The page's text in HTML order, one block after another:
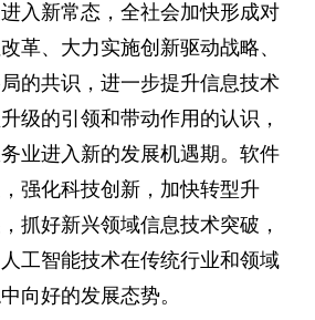
入新常态，全社会加快形成对
革、大力实施创新驱动战略、
的共识，进一步提升信息技术
级的引领和带动作用的认识，
业进入新的发展机遇期。软件
强化科技创新，加快转型升
抓好新兴领域信息技术突破，
工智能技术在传统行业和领域
向好的发展态势。